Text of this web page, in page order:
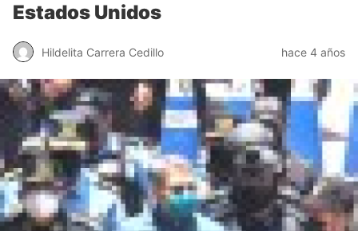
Estados Unidos
Hildelita Carrera Cedillo hace 4 años